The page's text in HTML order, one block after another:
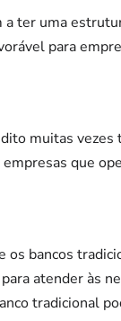
ter uma
para
muitas
que
bancos
atender às
tradicional